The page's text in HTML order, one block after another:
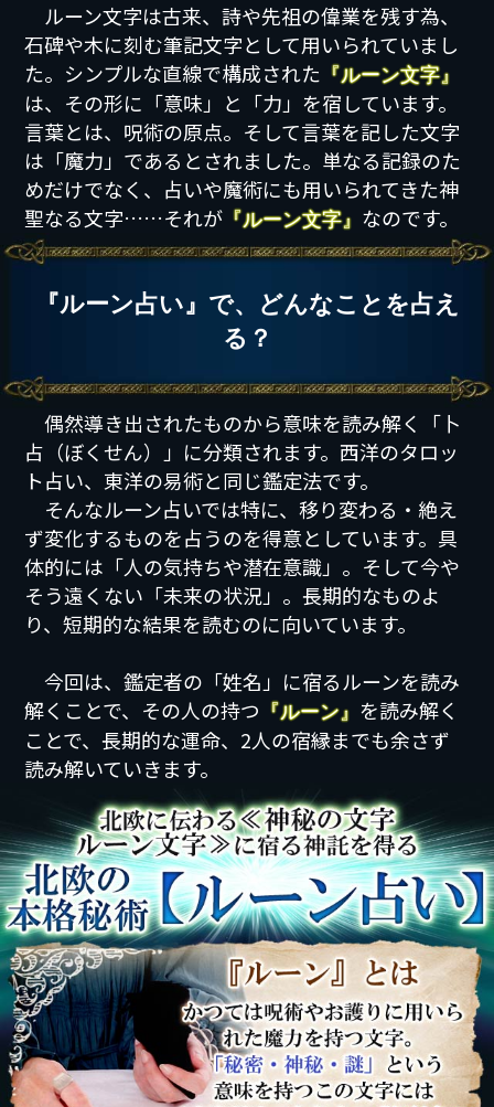
ルーン文字は古来、詩や先祖の偉業を残す為、
石碑や木に刻む筆記文字として用いられていまし
た。シンプルな直線で構成された 『ルーン文字』
は、その形に「意味」と「力」を宿しています。
言葉とは、呪術の原点。そして言葉を記した文字
は「魔力」であるとされました。単なる記録のた
めだけでなく、占いや魔術にも用いられてきた神
聖なる文字……それが 『ルーン文字』 なのです。
『ルーン占い』で、どんなことを占え
る？
偶然導き出されたものから意味を読み解く「卜
占（ぼくせん）」に分類されます。西洋のタロッ
ト占い、東洋の易術と同じ鑑定法です。
そんなルーン占いでは特に、移り変わる・絶え
ず変化するものを占うのを得意としています。具
体的には「人の気持ちや潜在意識」。そして今や
そう遠くない「未来の状況」。長期的なものよ
り、短期的な結果を読むのに向いています。
今回は、鑑定者の「姓名」に宿るルーンを読み
解くことで、その人の持つ 『ルーン』 を読み解く
ことで、長期的な運命、2人の宿縁までも余さず
読み解いていきます。